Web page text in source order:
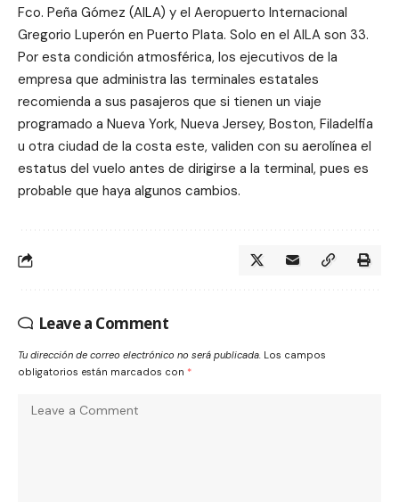
Fco. Peña Gómez (AILA) y el Aeropuerto Internacional
Gregorio Luperón en Puerto Plata. Solo en el AILA son 33.
Por esta condición atmosférica, los ejecutivos de la
empresa que administra las terminales estatales
recomienda a sus pasajeros que si tienen un viaje
programado a Nueva York, Nueva Jersey, Boston, Filadelfia
u otra ciudad de la costa este, validen con su aerolínea el
estatus del vuelo antes de dirigirse a la terminal, pues es
probable que haya algunos cambios.
Leave a Comment
Tu dirección de correo electrónico no será publicada. Los campos
obligatorios están marcados con *